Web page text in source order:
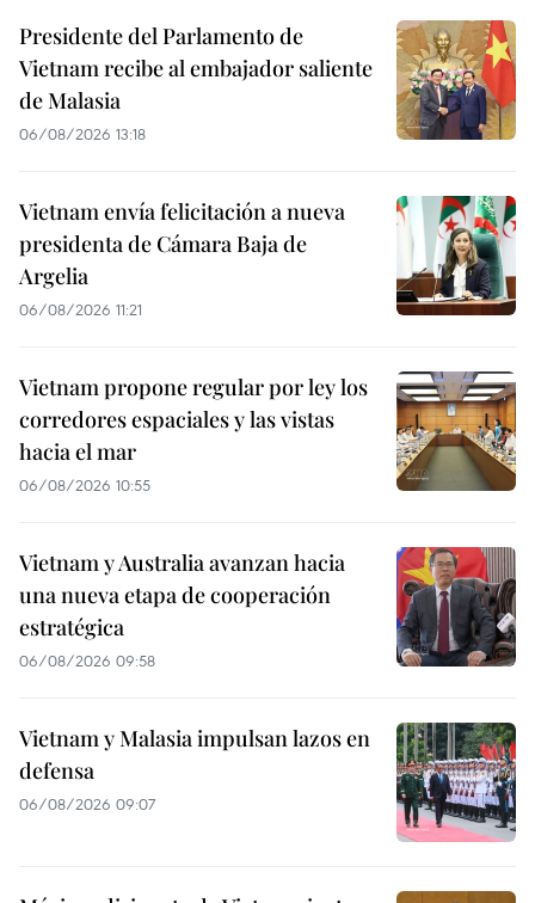
Presidente del Parlamento de
Vietnam recibe al embajador saliente
de Malasia
06/08/2026 13:18
Vietnam envía felicitación a nueva
presidenta de Cámara Baja de
Argelia
06/08/2026 11:21
Vietnam propone regular por ley los
corredores espaciales y las vistas
hacia el mar
06/08/2026 10:55
Vietnam y Australia avanzan hacia
una nueva etapa de cooperación
estratégica
06/08/2026 09:58
Vietnam y Malasia impulsan lazos en
defensa
06/08/2026 09:07